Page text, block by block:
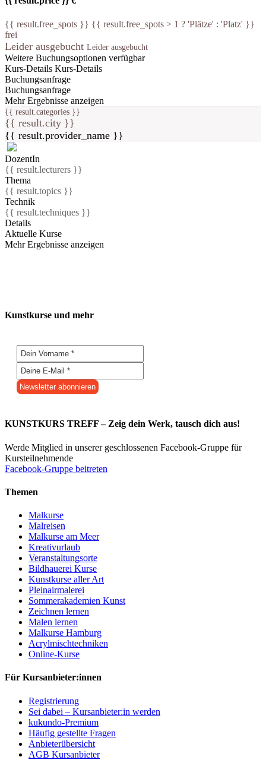
{{ result.free_spots }} {{ result.free_spots > 1 ? 'Plätze' : 'Platz' }}
frei
Leider ausgebucht Leider ausgebucht
Weitere Buchungsoptionen verfügbar
Kurs-Details Kurs-Details
Buchungsanfrage
Buchungsanfrage
Mehr Ergebnisse anzeigen
{{ result.categories }}
{{ result.city }}
{{ result.provider_name }}
DozentIn
{{ result.lecturers }}
Thema
{{ result.topics }}
Technik
{{ result.techniques }}
Details
Aktuelle Kurse
Mehr Ergebnisse anzeigen
Kunstkurse und mehr
KUNSTKURS TREFF – Zeig dein Werk, tausch dich aus!
Werde Mitglied in unserer geschlossenen Facebook-Gruppe für
Kursteilnehmende
Facebook-Gruppe beitreten
Themen
Malkurse
Malreisen
Malkurse am Meer
Kreativurlaub
Veranstaltungsorte
Bildhauerei Kurse
Kunstkurse aller Art
Pleinairmalerei
Sommerakademien Kunst
Zeichnen lernen
Malen lernen
Malkurse Hamburg
Acrylmischtechniken
Online-Kurse
Für Kursanbieter:innen
Registrierung
Sei dabei – Kursanbieter:in werden
kukundo-Premium
Häufig gestellte Fragen
Anbieterübersicht
AGB Kursanbieter